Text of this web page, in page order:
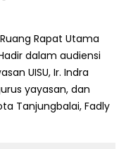
Rapat Utama
dalam audiensi
UISU, Ir. Indra
yayasan, dan
Tanjungbalai, Fadly